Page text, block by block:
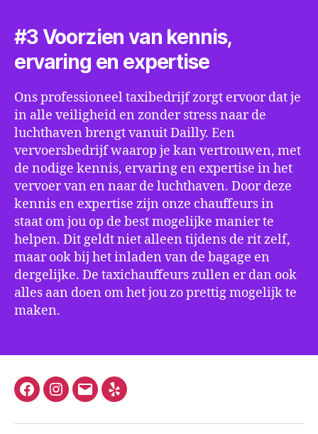
#3 Voorzien van kennis,
ervaring en expertise
Ons professioneel taxibedrijf zorgt ervoor dat je
in alle veiligheid en zonder stress naar de
luchthaven brengt vanuit Dailly. Een
vervoersbedrijf waarop je kan vertrouwen, met
de nodige kennis, ervaring en expertise in het
vervoer van en naar de luchthaven. Door deze
kennis en expertise zijn onze chauffeurs in
staat om jou op de best mogelijke manier te
helpen. Dit geldt niet alleen tijdens de rit zelf,
maar ook bij het inladen van de bagage en
dergelijke. De taxichauffeurs zullen er dan ook
alles aan doen om het jou zo prettig mogelijk te
maken.
FacebookInstagram
E-
Yelp